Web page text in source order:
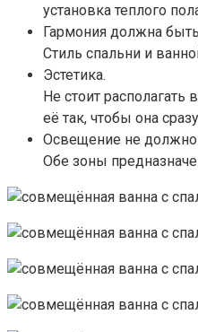
установка теплого
Гармония должна
Стиль спальни и
Эстетика.
Не стоит
её так, чтобы она
Освещение не
Обе зоны